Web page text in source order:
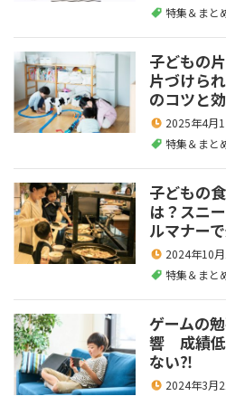
特集＆まと
子どもの
片づけら
のコツと
2025年4月
特集＆まと
子どもの
は？スニ
ルマナー
2024年10
特集＆まと
ゲームの
響 成績低
ない⁈
2024年3月